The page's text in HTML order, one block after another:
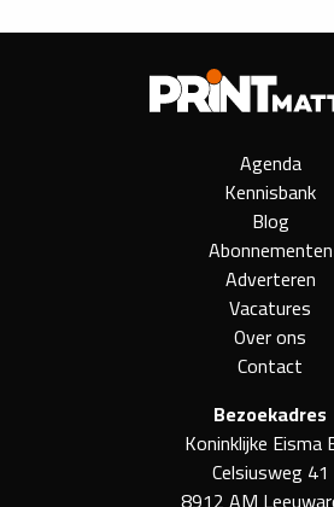
Agenda
Kennisbank
Blog
Abonnementen
Adverteren
Vacatures
Over ons
Contact
Bezoekadres
Koninklijke Eisma
Celsiusweg 41